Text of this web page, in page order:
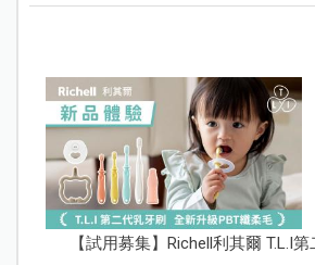
【試用募集】Richell利其爾 T.L.I